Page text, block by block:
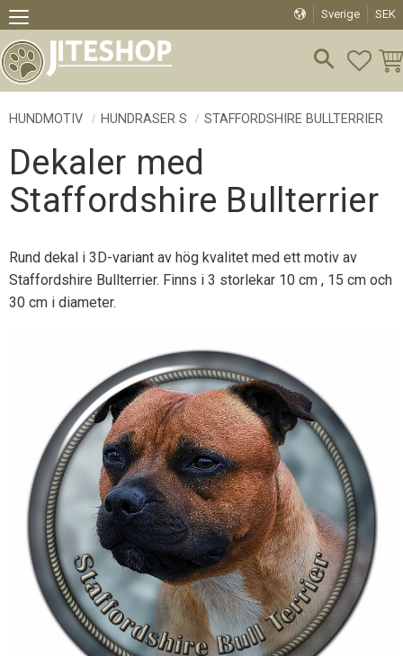
Meny
Sverige SEK
HUNDMOTIV HUNDRASER S STAFFORDSHIRE BULLTERRIER
Dekaler med
Staffordshire Bullterrier
Rund dekal i 3D-variant av hög kvalitet med ett motiv av
Staffordshire Bullterrier. Finns i 3 storlekar 10 cm , 15 cm och
30 cm i diameter.